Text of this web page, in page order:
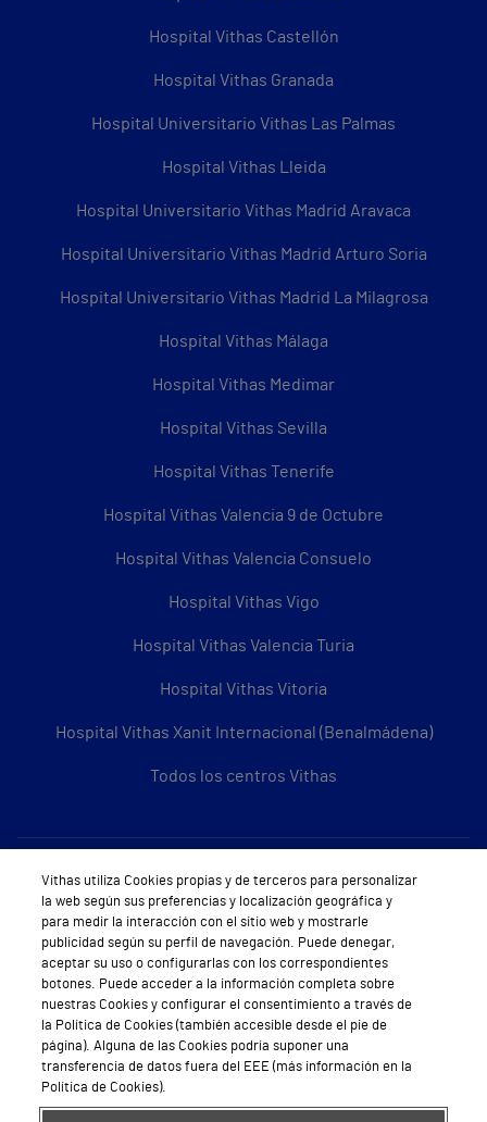
Hospital Vithas Castellón
Hospital Vithas Granada
Hospital Universitario Vithas Las Palmas
Hospital Vithas Lleida
Hospital Universitario Vithas Madrid Aravaca
Hospital Universitario Vithas Madrid Arturo Soria
Hospital Universitario Vithas Madrid La Milagrosa
Hospital Vithas Málaga
Hospital Vithas Medimar
Hospital Vithas Sevilla
Hospital Vithas Tenerife
Hospital Vithas Valencia 9 de Octubre
Hospital Vithas Valencia Consuelo
Hospital Vithas Vigo
Hospital Vithas Valencia Turia
Hospital Vithas Vitoria
Hospital Vithas Xanit Internacional (Benalmádena)
Todos los centros Vithas
Sobre Vithas
Quiénes somos
Trabajar en Vithas
Teléfono Cita Médica
Teléfono Atención al Cliente
Política de seguridad y salud en el trabajo
Vithas utiliza Cookies propias y de terceros para personalizar
la web según sus preferencias y localización geográfica y
para medir la interacción con el sitio web y mostrarle
publicidad según su perfil de navegación. Puede denegar,
aceptar su uso o configurarlas con los correspondientes
botones. Puede acceder a la información completa sobre
nuestras Cookies y configurar el consentimiento a través de
la Política de Cookies (también accesible desde el pie de
página). Alguna de las Cookies podría suponer una
transferencia de datos fuera del EEE (más información en la
Política de Cookies).